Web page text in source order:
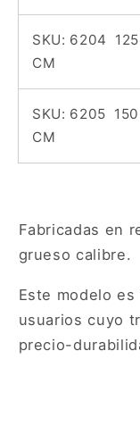
SKU: 6204 125
CM
SKU: 6205 150
CM
Fabricadas en
grueso calibre.
Este modelo
usuarios cuyo
precio-